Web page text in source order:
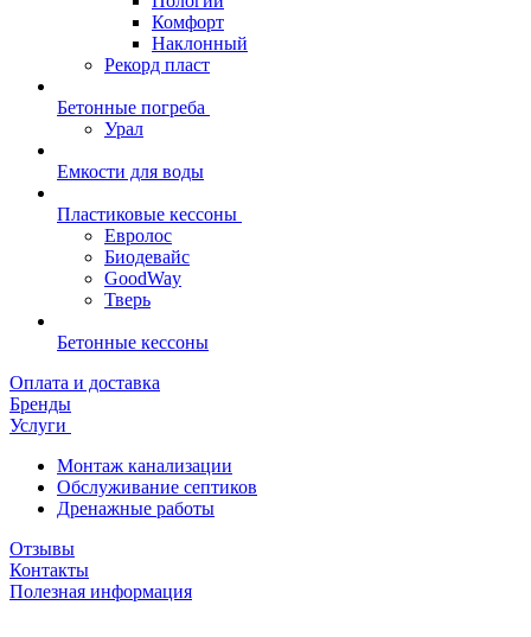
Комфорт
Наклонный
Рекорд пласт
Бетонные погреба
Урал
Емкости для воды
Пластиковые кессоны
Евролос
Биодевайс
GoodWay
Тверь
Бетонные кессоны
Оплата и доставка
Бренды
Услуги
Монтаж канализации
Обслуживание септиков
Дренажные работы
Отзывы
Контакты
Полезная информация